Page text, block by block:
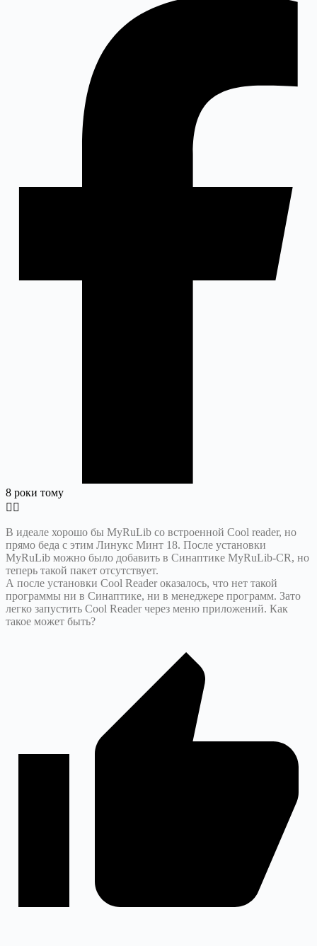
8 роки тому
В идеале хорошо бы MyRuLib со встроенной Сool reader, но
прямо беда с этим Линукс Минт 18. После установки
MyRuLib можно было добавить в Синаптике MyRuLib-CR, но
теперь такой пакет отсутствует.
А после установки Сool Reader оказалось, что нет такой
программы ни в Синаптике, ни в менеджере программ. Зато
легко запустить Сool Reader через меню приложений. Как
такое может быть?